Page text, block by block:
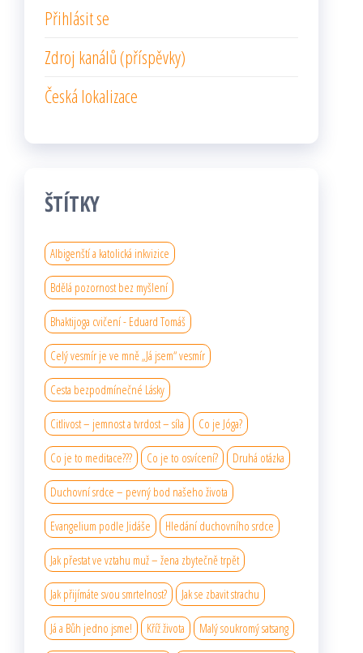
Přihlásit se
Zdroj kanálů (příspěvky)
Česká lokalizace
ŠTÍTKY
Albigenští a katolická inkvizice
Bdělá pozornost bez myšlení
Bhaktijoga cvičení - Eduard Tomáš
Celý vesmír je ve mně „Já jsem“ vesmír
Cesta bezpodmínečné Lásky
Citlivost – jemnost a tvrdost – síla Co je Jóga?
Co je to meditace??? Co je to osvícení? Druhá otázka
Duchovní srdce – pevný bod našeho života
Evangelium podle Jidáše Hledání duchovního srdce
Jak přestat ve vztahu muž – žena zbytečně trpět
Jak přijímáte svou smrtelnost? Jak se zbavit strachu
Já a Bůh jedno jsme! Kříž života Malý soukromý satsang